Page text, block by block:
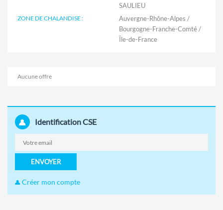
SAULIEU
ZONE DE CHALANDISE :
Auvergne-Rhône-Alpes /
Bourgogne-Franche-Comté /
Île-de-France
Aucune offre
Identification CSE
ENVOYER
Créer mon compte